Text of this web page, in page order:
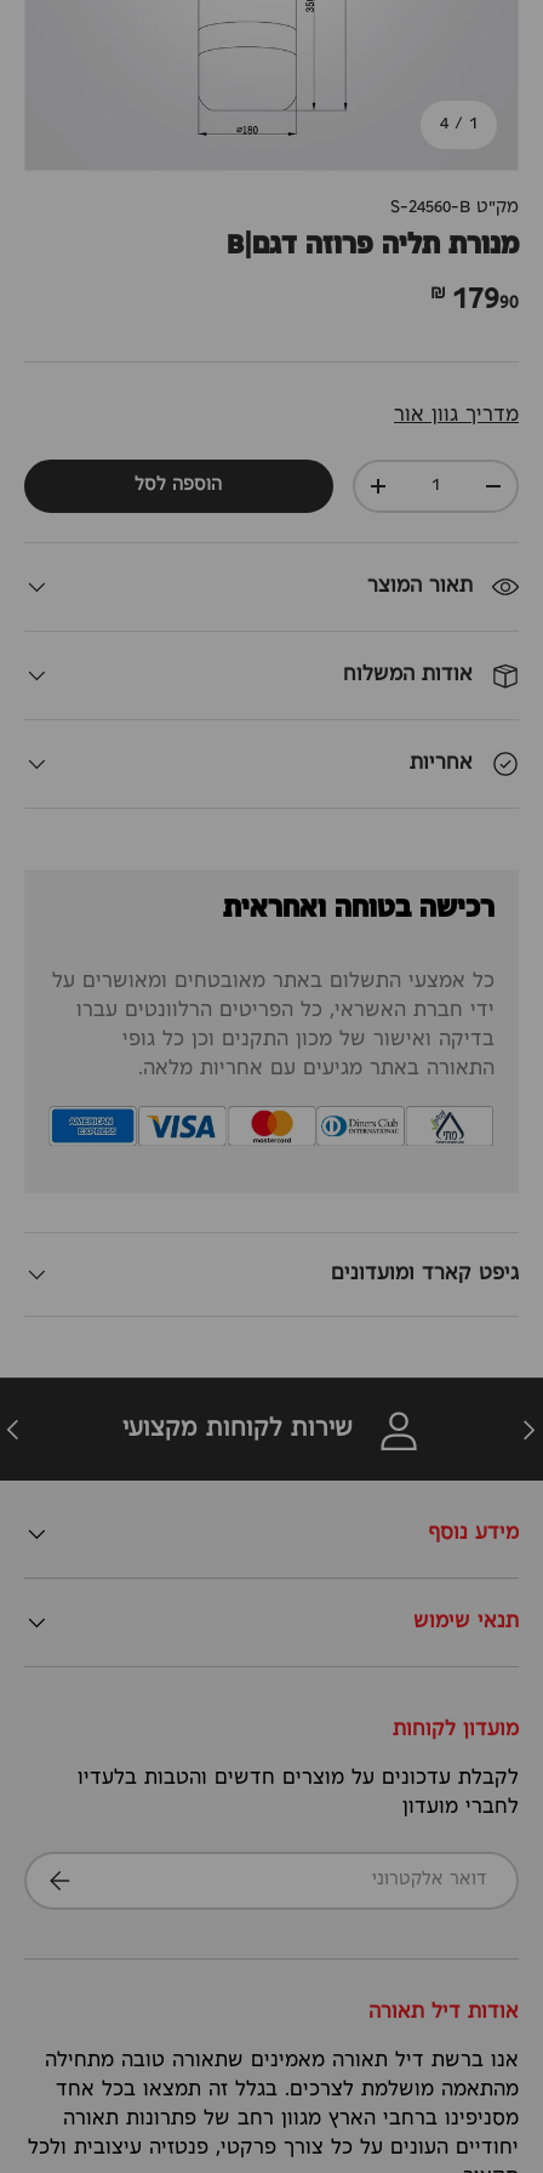
1
/ מתוך
4
מק"ט S-24560-B
מנורת תליה פרוזה דגם|B
17990 ₪
מדריך גוון אור
כמות
-
+ הוספה לסל
תאור המוצר
אודות המשלוח
אחריות
רכישה בטוחה ואחראית
כל אמצעי התשלום באתר מאובטחים ומאושרים על
ידי חברת האשראי, כל הפריטים הרלוונטים עברו
בדיקה ואישור של מכון התקנים וכן כל גופי
התאורה באתר מגיעים עם אחריות מלאה.
גיפט קארד ומועדונים
חזרה שירות לקוחות מקצועי
מידע נוסף
תנאי שימוש
מועדון לקוחות
לקבלת עדכונים על מוצרים חדשים והטבות בלעדיו
לחברי מועדון
דואר אלקטרוני
הרשמה
אודות דיל תאורה
אנו ברשת דיל תאורה מאמינים שתאורה טובה מתחילה
מהתאמה מושלמת לצרכים. בגלל זה תמצאו בכל אחד
מסניפינו ברחבי הארץ מגוון רחב של פתרונות תאורה
יחודיים העונים על כל צורך פרקטי, פנטזיה עיצובית ולכל